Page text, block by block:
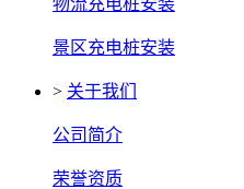
物流充电桩安装
景区充电桩安装
> 关于我们
公司简介
荣誉资质